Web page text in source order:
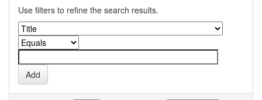
Use filters to refine the search results.